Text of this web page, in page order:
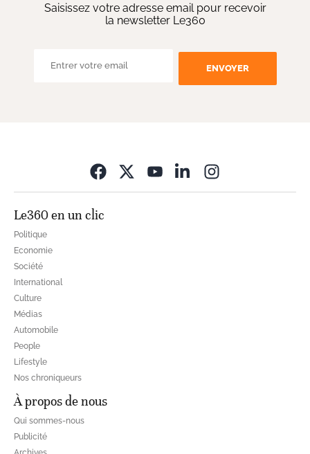
Saisissez votre adresse email pour recevoir
la newsletter Le360
ENVOYER
Le360 en un clic
Politique
Economie
Société
International
Culture
Médias
Automobile
People
Lifestyle
Nos chroniqueurs
À propos de nous
Qui sommes-nous
Publicité